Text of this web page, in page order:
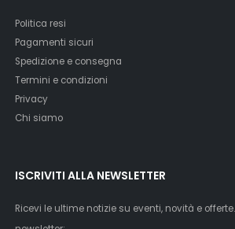
Politica resi
Pagamenti sicuri
Spedizione e consegna
Termini e condizioni
Privacy
Chi siamo
ISCRIVITI ALLA NEWSLETTER
Ricevi le ultime notizie su eventi, novità e